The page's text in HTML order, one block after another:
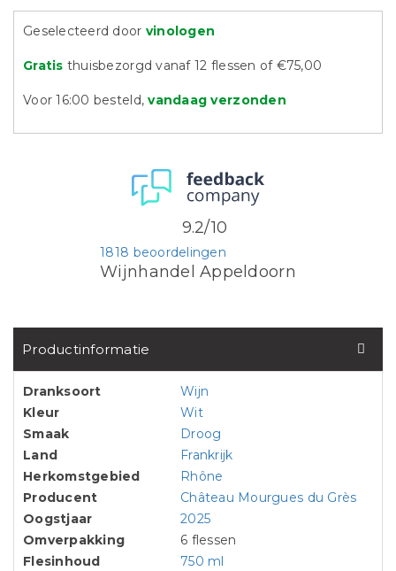
Geselecteerd door vinologen
Gratis thuisbezorgd vanaf 12 flessen of €75,00
Voor 16:00 besteld,vandaag verzonden
Wijnhandel Appeldoorn
1818 beoordelingen
9.2/10
Productinformatie
Dranksoort
Wijn
Kleur
Wit
Smaak
Droog
Land
Frankrijk
Herkomstgebied
Rhône
Producent
Château Mourgues du Grès
Oogstjaar
2025
Omverpakking
6 flessen
Flesinhoud
750 ml